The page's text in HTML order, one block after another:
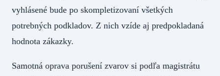
vyhlásené bude po skompletizovaní všetkých
potrebných podkladov. Z nich vzíde aj predpokladaná
hodnota zákazky.
Samotná oprava porušení zvarov si podľa magistrátu